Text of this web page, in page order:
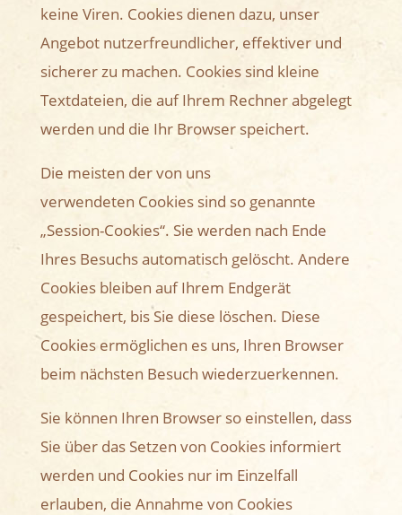
keine Viren. Cookies dienen dazu, unser
Angebot nutzerfreundlicher, effektiver und
sicherer zu machen. Cookies sind kleine
Textdateien, die auf Ihrem Rechner abgelegt
werden und die Ihr Browser speichert.
Die meisten der von uns
verwendeten Cookies sind so genannte
„Session-Cookies“. Sie werden nach Ende
Ihres Besuchs automatisch gelöscht. Andere
Cookies bleiben auf Ihrem Endgerät
gespeichert, bis Sie diese löschen. Diese
Cookies ermöglichen es uns, Ihren Browser
beim nächsten Besuch wiederzuerkennen.
Sie können Ihren Browser so einstellen, dass
Sie über das Setzen von Cookies informiert
werden und Cookies nur im Einzelfall
erlauben, die Annahme von Cookies